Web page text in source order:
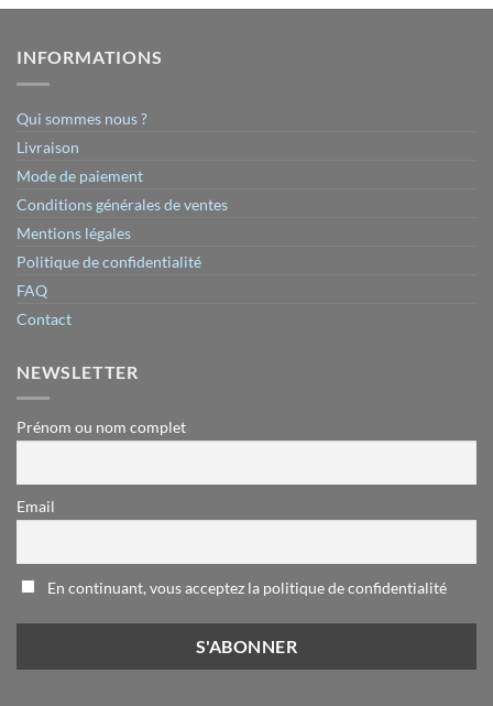
INFORMATIONS
Qui sommes nous ?
Livraison
Mode de paiement
Conditions générales de ventes
Mentions légales
Politique de confidentialité
FAQ
Contact
NEWSLETTER
Prénom ou nom complet
Email
En continuant, vous acceptez la politique de confidentialité